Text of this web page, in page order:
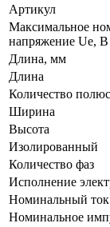
Артикул
Максимальное
напряжение Ue, В
Длина, мм
Длина
Количество
Ширина
Высота
Изолированный
Количество фаз
Исполнение
Номинальный ток
Номинальное